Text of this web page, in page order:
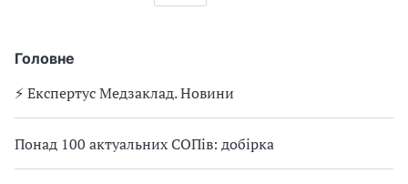
Головне
⚡️ Експертус Медзаклад. Новини
Понад 100 актуальних СОПів: добірка